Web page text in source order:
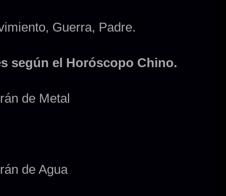
Guerra, Padre.
según el Horóscopo Chino.
de Metal
de Agua